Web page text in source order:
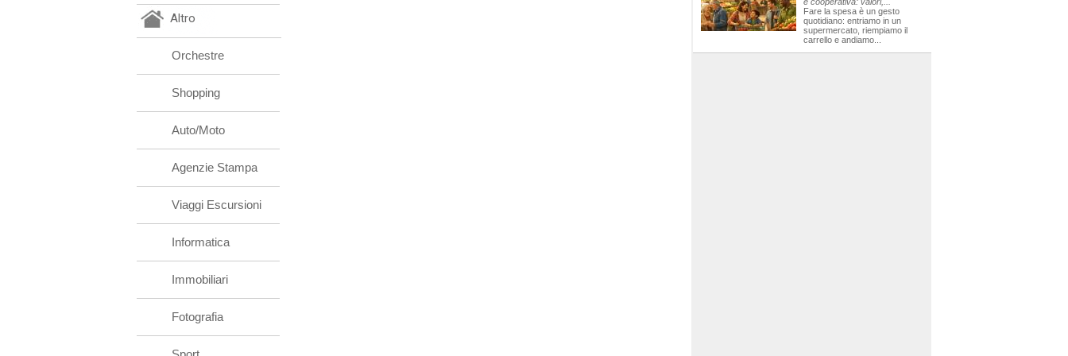
Altro
Orchestre
Shopping
Auto/Moto
Agenzie Stampa
Viaggi Escursioni
Informatica
Immobiliari
Fotografia
Fare la spesa è un gesto
quotidiano: entriamo in un
supermercato, riempiamo il
carrello e andiamo...